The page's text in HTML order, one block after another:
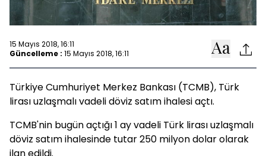
15 Mayıs 2018, 16:11
Güncelleme : 15 Mayıs 2018, 16:11
Türkiye Cumhuriyet Merkez Bankası (TCMB), Türk
lirası uzlaşmalı vadeli döviz satım ihalesi açtı.
TCMB'nin bugün açtığı 1 ay vadeli Türk lirası uzlaşmalı
döviz satım ihalesinde tutar 250 milyon dolar olarak